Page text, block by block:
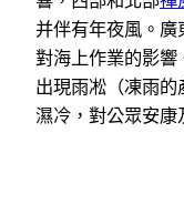
并伴有年夜風。
對海上作業的影
出現雨凇（凍雨的
濕冷，對公眾安康